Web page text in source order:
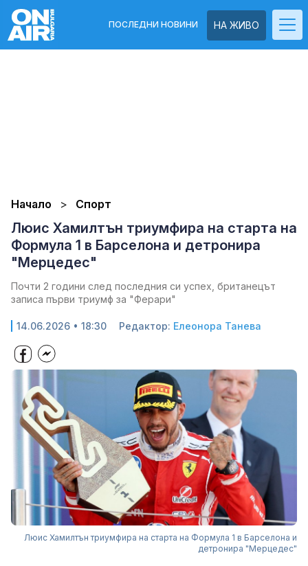
НА ЖИВО
ПОСЛЕДНИ НОВИНИ
Начало Спорт
Люис Хамилтън триумфира на старта на
Формула 1 в Барселона и детронира
"Мерцедес"
Почти 2 години след последния си успех, британецът
записа първи триумф за "Ферари"
14.06.2026 • 18:30 Редактор: Елеонора Танева
Люис Хамилтън триумфира на старта на Формула 1 в Барселона и
детронира "Мерцедес"